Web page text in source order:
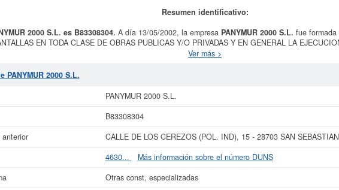
Resumen identificativo:
2000 S.L. es B83308304. A día 13/05/2002, la empresa PANYMUR 2000 S.L. fue
EN TODA CLASE DE OBRAS PUBLICAS Y/O PRIVADAS Y EN GENERAL LA
Su categorización en el CNAE es 4399 - Otras actividades de construcción especializada
2000 S.L.cuenta con el número 17999900. Esta empresa se ha consultado en eInforma un
03/2026. Esta compañia puede solicitar alguna subvención y para informarse de cuales son,
Registro Mercantil de Madrid.
en conocer más datos de la empresa PANYMUR 2000 S.L. puede
2000 S.L. y consultar los resultados de sus años de actividad, así como los balances y cuentas de
La última actualización del informe de empresa se ha realizado el 09/04/2025.
Ver más >
PANYMUR 2000 S.L.
PANYMUR 2000 S.L.
B83308304
anterior
CALLE DE LOS CEREZOS (POL. IND), 15 - 28703 SAN
4630...
Más información sobre el número DUNS
Otras const, especializadas